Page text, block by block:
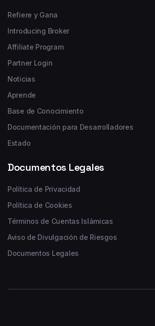
Refiere y Gana
Introducing Broker
Affiliate Program
Partner Login
Noticias
Aprende
Base de Conocimiento
Documentación para Desarrolladores
Estado
Documentos Legales
Política de Privacidad
Política de Cookies
Términos de Cuentas Islámicas
Aviso de Divulgación de Riesgos
Documentos Legales